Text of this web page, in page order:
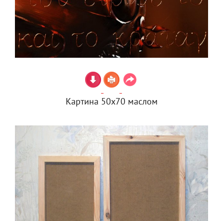
Картина 50х70 маслом